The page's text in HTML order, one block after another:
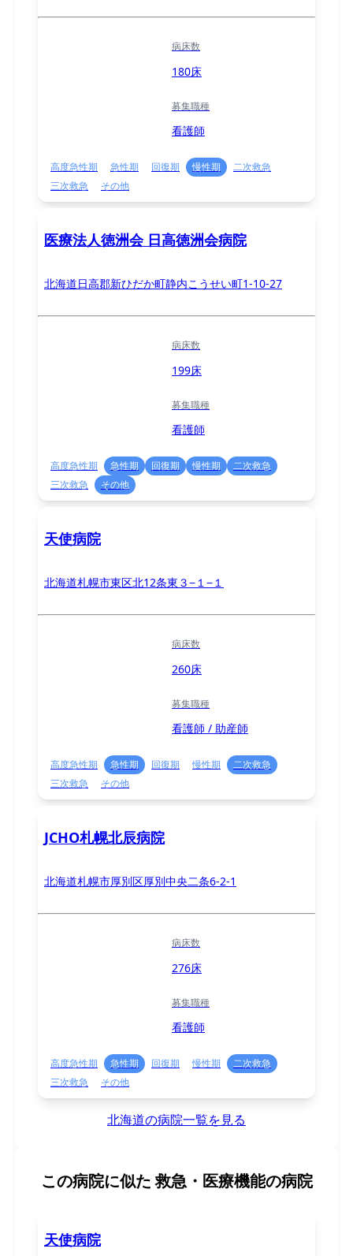
病床数
180床
募集職種
看護師
高度急性期 急性期 回復期 慢性期
二次救急
三次救急
その他
医療法人徳洲会 日高徳洲会病院
北海道日高郡新ひだか町静内こうせい町1-10-27
病床数
199床
募集職種
看護師
高度急性期 急性期 回復期 慢性期
二次救急
三次救急
その他
天使病院
北海道札幌市東区北12条東３−１−１
病床数
260床
募集職種
看護師 / 助産師
高度急性期 急性期 回復期 慢性期
二次救急
三次救急
その他
JCHO札幌北辰病院
北海道札幌市厚別区厚別中央二条6-2-1
病床数
276床
募集職種
看護師
高度急性期 急性期 回復期 慢性期
二次救急
三次救急
その他
北海道の病院一覧を見る
この病院に似た 救急・医療機能の病院
天使病院